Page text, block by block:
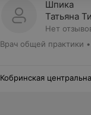
Шпика
Татьяна
Нет
Врач общей практики
Кобринская